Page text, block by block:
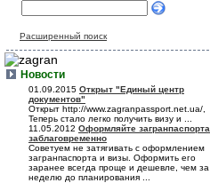
Расширенный поиск
Новости
01.09.2015 Открыт "Единый центр
документов"
Открыт http://www.zagranpassport.net.ua/,
Теперь стало легко получить визу и ...
11.05.2012 Оформляйте загранпаспорта
заблаговременно
Советуем не затягивать с оформлением
загранпаспорта и визы. Оформить его
заранее всегда проще и дешевле, чем за
неделю до планирования ...